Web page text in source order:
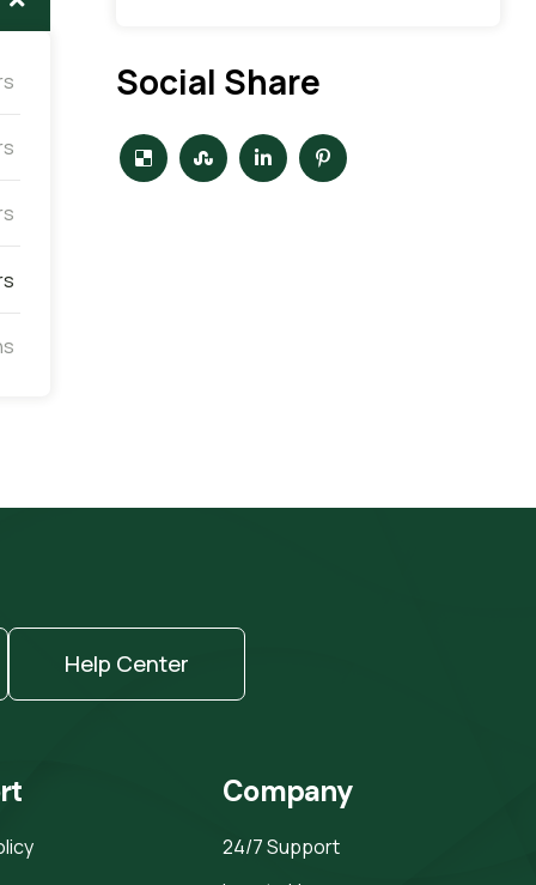
Social Share
Help Center
Company
24/7 Support